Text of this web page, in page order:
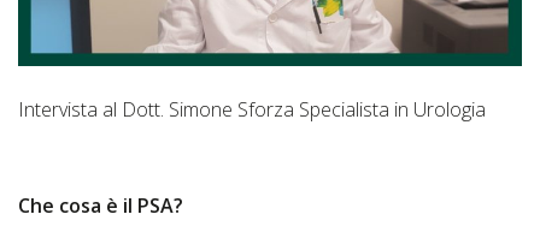
Intervista al Dott. Simone Sforza Specialista in Urologia
Che cosa è il PSA?